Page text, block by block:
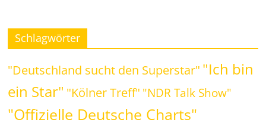
Schlagwörter
"Deutschland sucht den Superstar" "Ich bin
ein Star" "Kölner Treff" "NDR Talk Show"
"Offizielle Deutsche Charts"